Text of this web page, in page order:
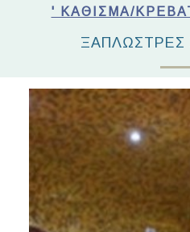
' ΚΑΘΊΣΜΑ/
ΞΑΠΛΏΣΤΡΕΣ